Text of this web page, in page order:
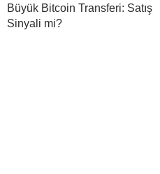
Büyük Bitcoin Transferi: Satış
Sinyali mi?